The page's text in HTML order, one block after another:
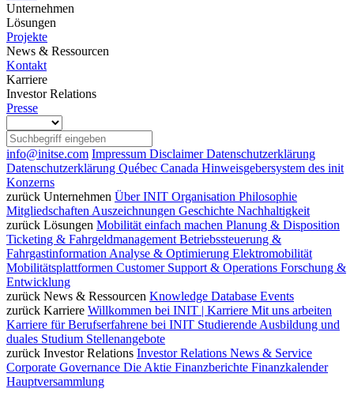
Unternehmen
Lösungen
Projekte
News & Ressourcen
Kontakt
Karriere
Investor Relations
Presse
info@initse.com Impressum DisclaimerDatenschutzerklärung
Datenschutzerklärung Québec Canada Hinweisgebersystem des init
Konzerns
zurück Unternehmen Über INIT Organisation Philosophie
Mitgliedschaften Auszeichnungen Geschichte Nachhaltigkeit
zurück Lösungen Mobilität einfach machen Planung & Disposition
Ticketing & Fahrgeldmanagement Betriebssteuerung &
Fahrgastinformation Analyse & Optimierung Elektromobilität
Mobilitätsplattformen Customer Support & Operations Forschung &
Entwicklung
zurück News & Ressourcen Knowledge Database Events
zurück Karriere Willkommen bei INIT | Karriere Mit uns arbeiten
Karriere für Berufserfahrene bei INIT Studierende Ausbildung und
duales Studium Stellenangebote
zurück Investor Relations Investor Relations News & Service
Corporate Governance Die Aktie Finanzberichte Finanzkalender
Hauptversammlung